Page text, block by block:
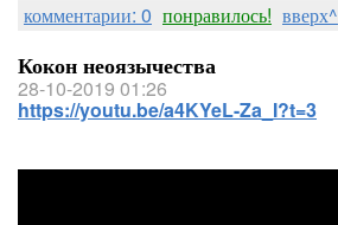
комментарии: 0 понравилось! вверх^
Кокон неоязычества
28-10-2019 01:26
https://youtu.be/a4KYeL-Za_I?t=3